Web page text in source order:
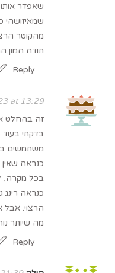
שאפדר אותו
שמאיזושהי
מהקוטר
תודה המון
Reply
at 13:29
זה בהחלט
בדקתי
משתמשים
כנראה
בכל מקרה,
כנראה
הרצוי.
מה שיותר
Reply